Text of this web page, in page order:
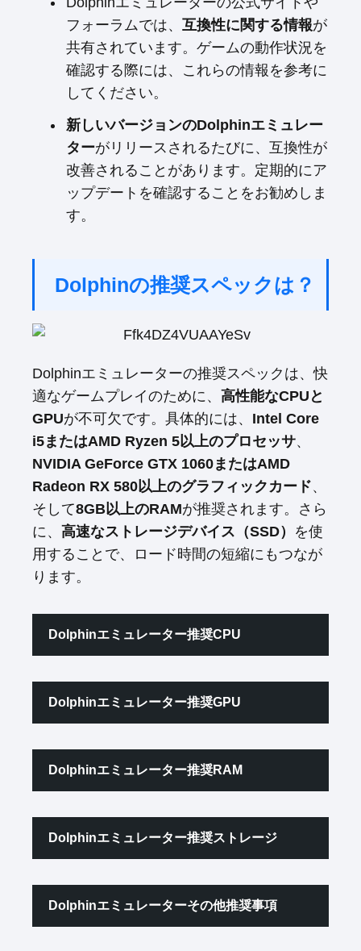
フォーラムでは、 互換性に関する情報が
共有されています。ゲームの動作状況を
確認する際には、これらの情報を参考に
してください。
新しいバージョンのDolphinエミュレー
ターがリリースされるたびに、互換性が
改善されることがあります。定期的にア
ップデートを確認することをお勧めしま
す。
Dolphinの推奨スペックは？
Dolphinエミュレーターの推奨スペックは、快
適なゲームプレイのために、 高性能なCPUと
GPUが不可欠です。具体的には、 Intel Core
i5またはAMD Ryzen 5以上のプロセッサ、
NVIDIA GeForce GTX 1060またはAMD
Radeon RX 580以上のグラフィックカード、
そして8GB以上のRAMが推奨されます。さら
に、 高速なストレージデバイス（SSD） を使
用することで、ロード時間の短縮にもつなが
ります。
Dolphinエミュレーター推奨CPU
Dolphinエミュレーター推奨GPU
Dolphinエミュレーター推奨RAM
Dolphinエミュレーター推奨ストレージ
Dolphinエミュレーターその他推奨事項